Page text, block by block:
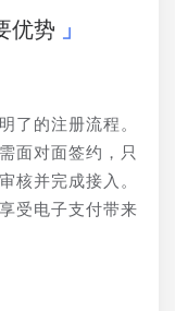
优势
了的注册流程。
面对面签约，只
核并完成接入。
受电子支付带来